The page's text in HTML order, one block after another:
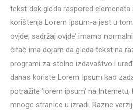
tekst dok gleda raspored elemenata
korištenja Lorem Ipsum-a jest u
ovjde, sadržaj ovjde’ imamo
čitač ima dojam da gleda tekst na
programi za stolno izdavaštvo i
danas koriste Lorem Ipsum kao
potražite ‘lorem ipsum’ na
mnoge stranice u izradi. Razne